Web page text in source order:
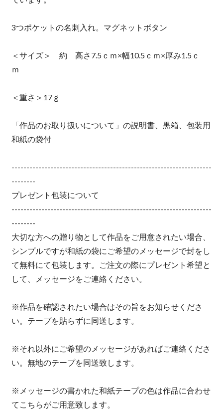
3つポケットの名刺入れ。マグネットボタン
＜サイズ＞ 約 高さ7.5ｃｍ×幅10.5ｃｍ×厚み1.5ｃ
ｍ
＜重さ＞17ｇ
「作品のお取り扱いについて」の説明書、黒箱、包装用
和紙の袋付
-------------------------------------------------------------------
--------
プレゼント包装について
-------------------------------------------------------------------
--------
大切な方への贈り物として作品をご用意されたい場合、
シンプルですが和紙の袋にご希望のメッセージで封をし
て無料にて包装します。ご注文の際にプレゼント希望と
して、メッセージをご連絡ください。
※作品を確認されたい場合はその旨をお知らせくださ
い。テープを貼らずに同送します。
※それ以外にご希望のメッセージがあればご連絡くださ
い。無地のテープを同送致します。
※メッセージの書かれた和紙テープの色は作品に合わせ
てこちらがご用意致します。